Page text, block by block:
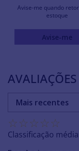
Avise-me quando
estoque
Avise-me
AVALIAÇÕES
☆☆☆☆☆
Classificação
Mais recentes